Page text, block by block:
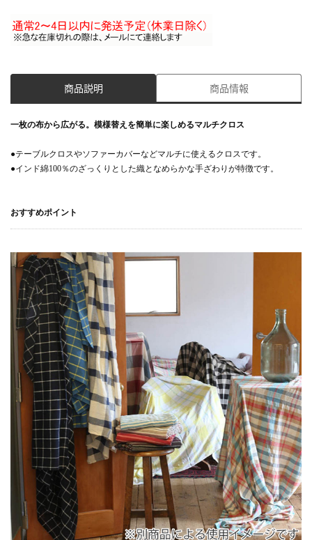
商品説明 商品情報
一枚の布から広がる。模様替えを簡単に楽しめるマルチクロス
●テーブルクロスやソファーカバーなどマルチに使えるクロスです。
●インド綿100％のざっくりとした織となめらかな手ざわりが特徴です。
おすすめポイント